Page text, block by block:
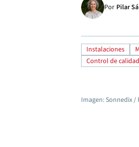
Por Pilar
Instalaciones
Control de calidad
Imagen: Sonnedix /